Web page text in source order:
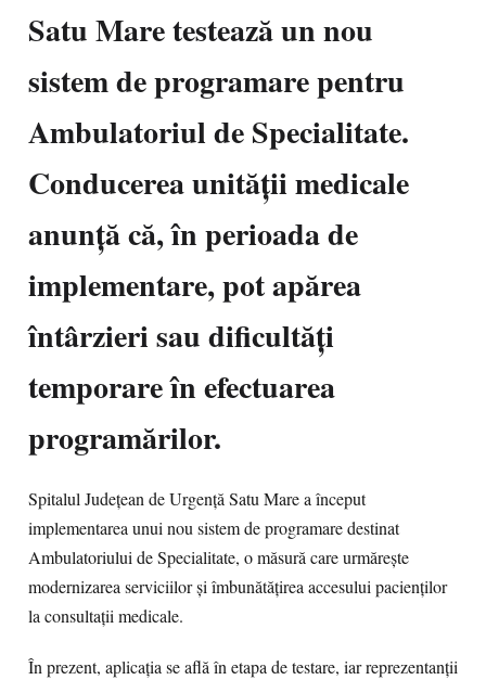
Satu Mare testează un nou
sistem de programare pentru
Ambulatoriul de Specialitate.
Conducerea unității medicale
anunță că, în perioada de
implementare, pot apărea
întârzieri sau dificultăți
temporare în efectuarea
programărilor.
Spitalul Județean de Urgență Satu Mare a început
implementarea unui nou sistem de programare destinat
Ambulatoriului de Specialitate, o măsură care urmărește
modernizarea serviciilor și îmbunătățirea accesului pacienților
la consultații medicale.
În prezent, aplicația se află în etapa de testare, iar reprezentanții